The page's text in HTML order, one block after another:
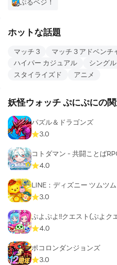
ホットな話題
マッチ 3 マッチ 3 アドベンチ
ハイパー カジュアル
シング
スタイライズド
アニメ
妖怪ウォッチ ぷにぷにの
パズル＆ドラゴンズ
3.0
コトダマン ‐ 共闘ことば
4.0
LINE：ディズニー ツムツム
3.0
ぷよぷよ!!クエスト(ぷよク
4.0
ポコロンダンジョンズ
3.0